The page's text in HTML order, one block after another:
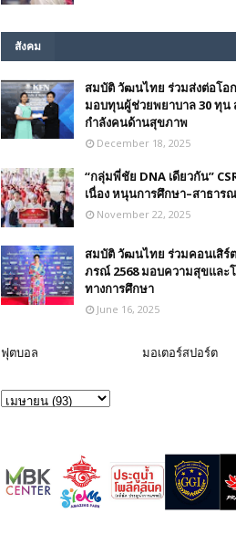
สังคม
สมบัติ วัฒนไทย ร่วมส่งต่อโอ
มอบทุนผู้ช่วยพยาบาล 30 ทุน
กำลังคนด้านสุขภาพ
December 18, 2025
“กลุ่มพี่ชัย DNA เดียวกัน”
เนื่อง หนุนการศึกษา–สาธาร
November 22, 2025
สมบัติ วัฒนไทย ร่วมคอนเสิร์
ภรณ์ 2568 มอบความสุขและ
ทางการศึกษา
June 16, 2025
ฟุตบอล มอเตอร์สปอร์ต